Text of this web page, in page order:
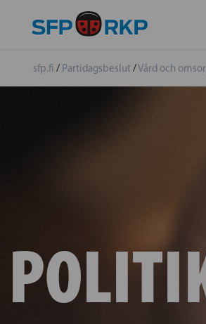
sfp.fi / Partidagsbeslut/Vård och